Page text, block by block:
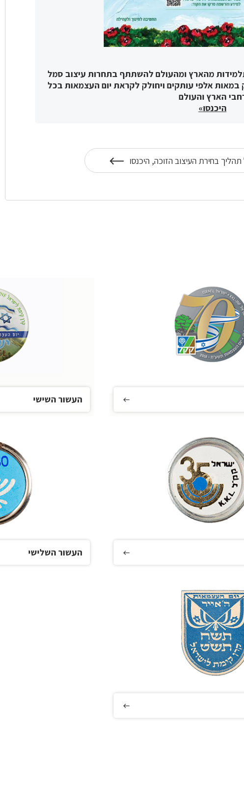
מהארץ ומהעולם להשתתף בתחרות עיצוב סמל
הנבחר יופק במאות אלפי עותקים ויחולק לקראת יום העצמאות בכל
הארץ והעולם
היכנסו»
בחירת העיצוב הזוכה, היכנסו
על
תחרות
סמל
לדרך!
העשור השישי
העשור השלישי